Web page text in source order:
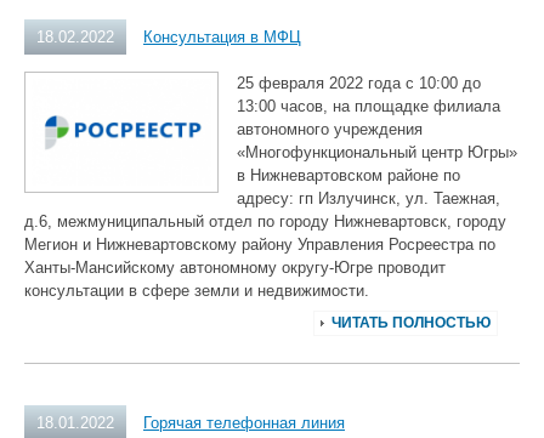
18.02.2022 Консультация в МФЦ
25 февраля 2022 года с 10:00 до
13:00 часов, на площадке филиала
автономного учреждения
«Многофункциональный центр Югры»
в Нижневартовском районе по
адресу: гп Излучинск, ул. Таежная,
д.6, межмуниципальный отдел по городу Нижневартовск, городу
Мегион и Нижневартовскому району Управления Росреестра по
Ханты-Мансийскому автономному округу-Югре проводит
консультации в сфере земли и недвижимости.
ЧИТАТЬ ПОЛНОСТЬЮ
18.01.2022 Горячая телефонная линия